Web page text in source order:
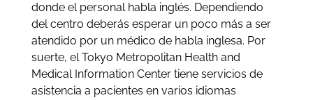
donde el personal habla inglés. Dependiendo
del centro deberás esperar un poco más a ser
atendido por un médico de habla inglesa. Por
suerte, el Tokyo Metropolitan Health and
Medical Information Center tiene servicios de
asistencia a pacientes en varios idiomas